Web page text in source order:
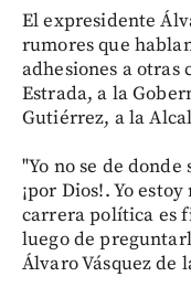
El expresidente
rumores que
adhesiones a otras
Estrada, a la
Gutiérrez, a la
"Yo no se de
¡por Dios!. Yo
carrera política es
luego de
Álvaro Vásquez de